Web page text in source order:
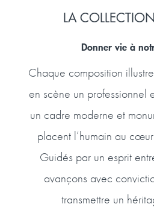
LA
Donner vie à
Chaque composition
en scène un professionnel
un cadre moderne et
placent l’humain au
Guidés par un esprit
avançons avec
transmettre un